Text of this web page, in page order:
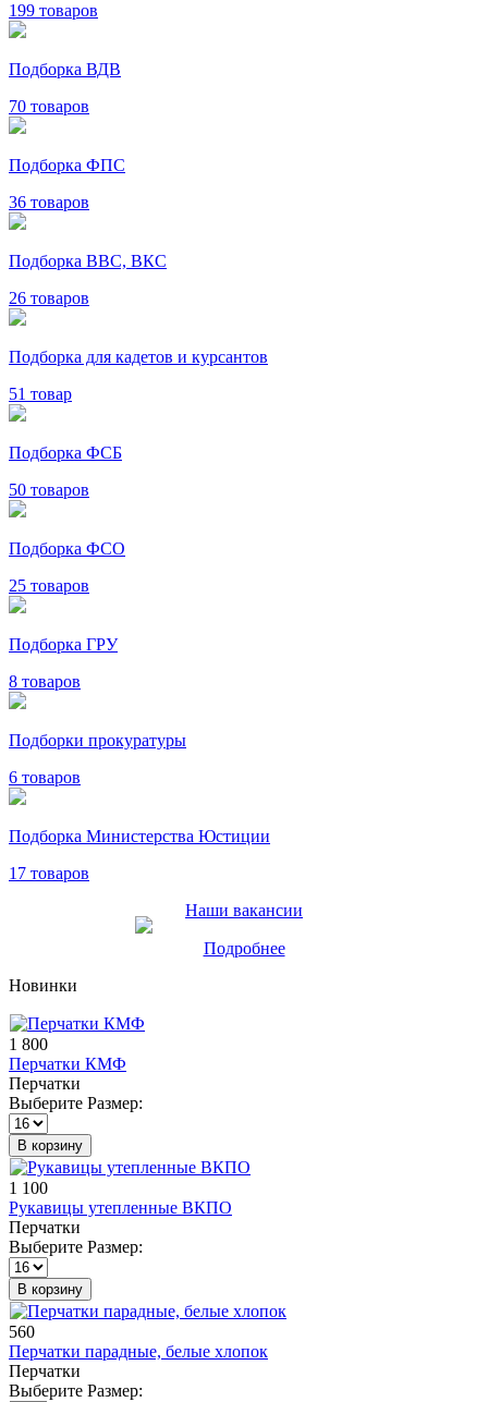
199 товаров
Подборка ВДВ
70 товаров
Подборка ФПС
36 товаров
Подборка ВВС, ВКС
26 товаров
Подборка для кадетов и курсантов
51 товар
Подборка ФСБ
50 товаров
Подборка ФСО
25 товаров
Подборка ГРУ
8 товаров
Подборки прокуратуры
6 товаров
Подборка Министерства Юстиции
17 товаров
Наши вакансии
Подробнее
Новинки
1 800
Перчатки КМФ
Перчатки
Выберите Размер:
В корзину
1 100
Рукавицы утепленные ВКПО
Перчатки
Выберите Размер:
В корзину
560
Перчатки парадные, белые хлопок
Перчатки
Выберите Размер: